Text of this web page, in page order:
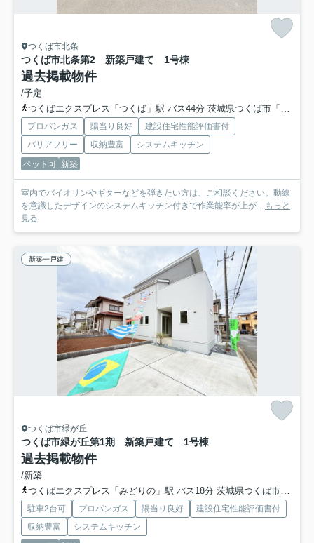
つくば市北条
つくば市北条第2 新築戸建て 1号棟
過去掲載物件
/予定
つくばエクスプレス「つくば」駅 バス44分 茨城県つくば市「筑波交流センター」 停歩6分
プロパンガス 陽当り良好
建設住宅性能評価書付
バリアフリー
収納豊富
システムキッチン
ペット可 新築
室内でバイオリンやギターなどを弾きたい方は、ご相談ください。動線
を意識したデザインのシステムキッチン付きで作業能率が上が... もっと
見る
新築一戸建
つくば市緑が丘
つくば市緑が丘第1期 新築戸建て 1号棟
過去掲載物件
/新築
つくばエクスプレス「みどりの」駅 バス18分 茨城県つくば市「緑が丘団地入口（茨城県）」 停歩2分
駐車2台可 プロパンガス 陽当り良好
建設住宅性能評価書付
収納豊富
システムキッチン